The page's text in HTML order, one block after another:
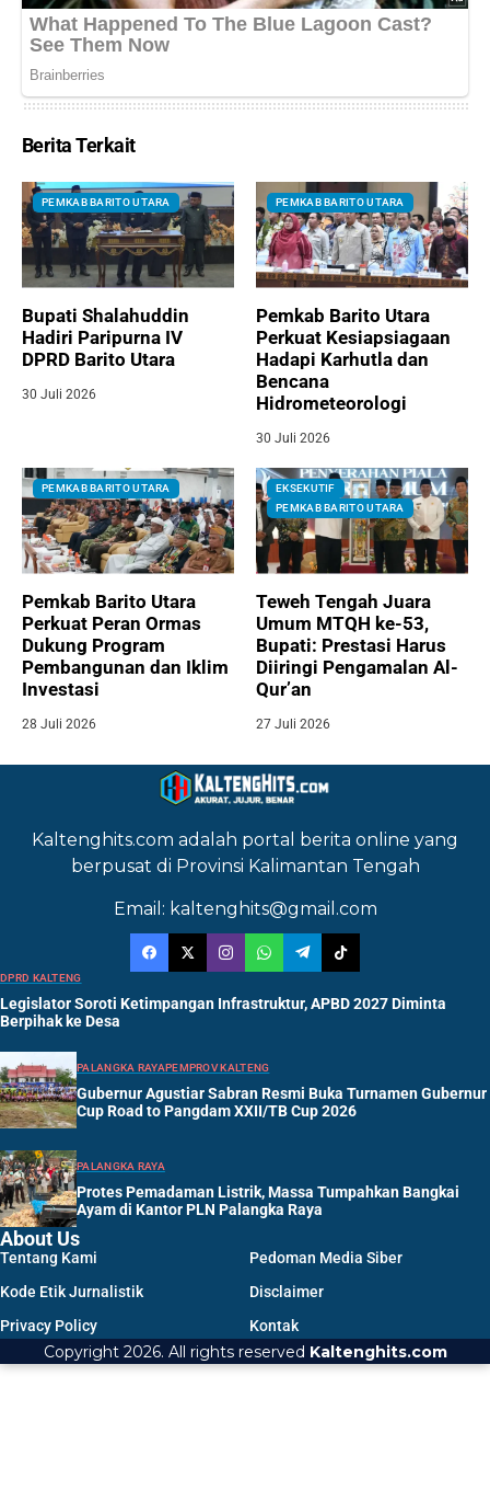
Berita Terkait
PEMKAB BARITO UTARA
Bupati Shalahuddin
Hadiri Paripurna IV
DPRD Barito Utara
30 Juli 2026
PEMKAB BARITO UTARA
Pemkab Barito Utara
Perkuat Kesiapsiagaan
Hadapi Karhutla dan
Bencana
Hidrometeorologi
30 Juli 2026
PEMKAB BARITO UTARA
Pemkab Barito Utara
Perkuat Peran Ormas
Dukung Program
Pembangunan dan Iklim
Investasi
28 Juli 2026
EKSEKUTIF
PEMKAB BARITO UTARA
Teweh Tengah Juara
Umum MTQH ke-53,
Bupati: Prestasi Harus
Diiringi Pengamalan Al-
Qur’an
27 Juli 2026
Kaltenghits.com adalah portal berita online yang
berpusat di Provinsi Kalimantan Tengah
Email: kaltenghits@gmail.com
DPRD KALTENG
Legislator Soroti Ketimpangan Infrastruktur, APBD 2027 Diminta
Berpihak ke Desa
PALANGKA RAYAPEMPROV KALTENG
Gubernur Agustiar Sabran Resmi Buka Turnamen Gubernur
Cup Road to Pangdam XXII/TB Cup 2026
PALANGKA RAYA
Protes Pemadaman Listrik, Massa Tumpahkan Bangkai
Ayam di Kantor PLN Palangka Raya
About Us
Tentang Kami
Pedoman Media Siber
Kode Etik Jurnalistik
Disclaimer
Privacy Policy
Kontak
Copyright 2026. All rights reserved Kaltenghits.com